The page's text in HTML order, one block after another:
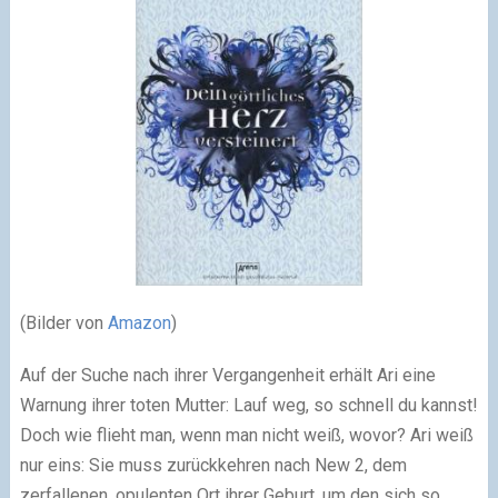
(Bilder von Amazon)
Auf der Suche nach ihrer Vergangenheit erhält Ari eine
Warnung ihrer toten Mutter: Lauf weg, so schnell du kannst!
Doch wie flieht man, wenn man nicht weiß, wovor? Ari weiß
nur eins: Sie muss zurückkehren nach New 2, dem